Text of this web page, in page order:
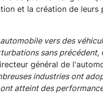
et la création de leurs
vers des
sans précédent,
général de
industries ont
atteint des